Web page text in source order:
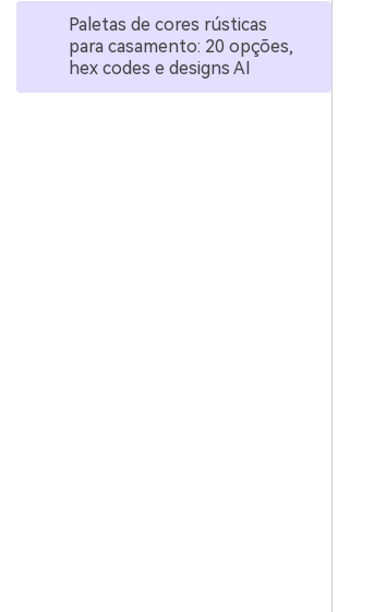
Paletas de cores rústicas
para casamento: 20 opções,
hex codes e designs AI